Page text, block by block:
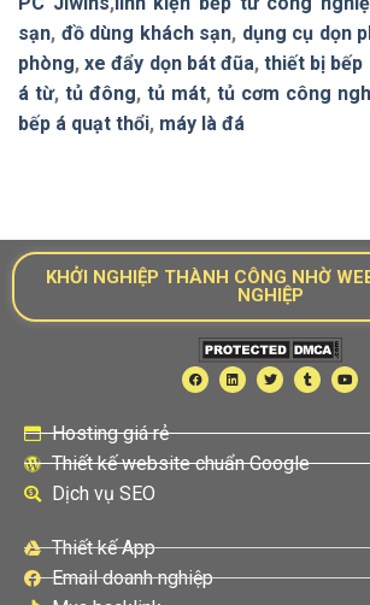
sạn, đồ dùng khách sạn, dụng cụ dọn
phòng,xe đẩy dọn bát đũa,thiết bị bếp
á từ, tủ đông, tủ mát, tủ cơm công
bếp á quạt thổi, máy là đá
KHỞI NGHIỆP THÀNH CÔNG NHỜ
NGHIỆP
Hosting giá rẻ
Thiết kế website chuẩn Google
Dịch vụ SEO
Thiết kế App
Email doanh nghiệp